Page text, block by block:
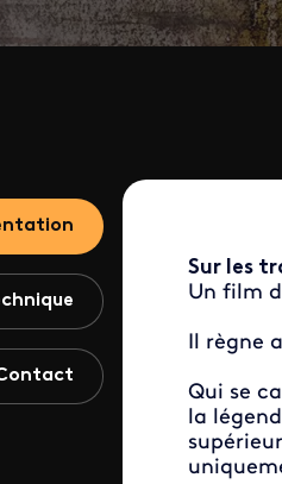
Sur les
Un film
Il règne
Qui se
la